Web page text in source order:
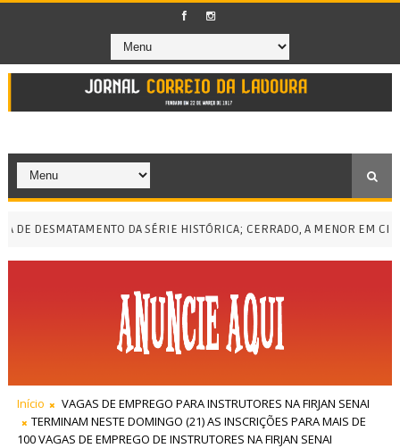
DESMATAMENTO DA SÉRIE HISTÓRICA; CERRADO, A MENOR EM CINCO
Início
VAGAS DE EMPREGO PARA INSTRUTORES NA FIRJAN SENAI
TERMINAM NESTE DOMINGO (21) AS INSCRIÇÕES PARA MAIS DE
100 VAGAS DE EMPREGO DE INSTRUTORES NA FIRJAN SENAI